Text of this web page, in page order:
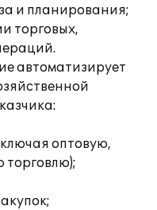
и планирования;
торговых,
автоматизирует
оптовую,